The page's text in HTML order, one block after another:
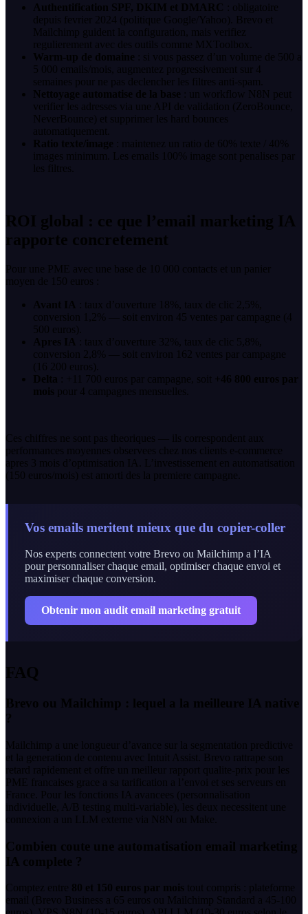
Authentification SPF, DKIM et DMARC
: obligatoire
depuis fevrier 2024 (politique Google/Yahoo). Brevo et
Mailchimp guident la configuration, mais verifiez
regulierement avec des outils comme MXToolbox.
Warm-up de domaine : si vous passez d’un volume de 500 a
5 000 emails/mois, augmentez progressivement sur 4
semaines pour ne pas declencher les filtres anti-spam.
Nettoyage automatise de la base : un workflow N8N peut
verifier les adresses via une API de validation (ZeroBounce,
NeverBounce) et supprimer les hard bounces
automatiquement.
Ratio texte/image : maintenez un ratio de 60% texte / 40%
images minimum. Les emails 100% image sont penalises par
les filtres.
ROI global : ce que l’email marketing IA
rapporte concretement
Pour une PME avec une base de 10 000 contacts et un panier
moyen de 150 euros :
Avant IA
: taux d’ouverture 18%, taux de clic 2,5%,
conversion 1,2% — soit environ 45 ventes par campagne (4
500 euros).
Apres IA
: taux d’ouverture 32%, taux de clic 5,8%,
conversion 2,8% — soit environ 162 ventes par campagne
(16 200 euros).
Delta : +11 700 euros par campagne, soit +46 800 euros par
mois pour 4 campagnes mensuelles.
Ces chiffres ne sont pas theoriques — ils correspondent aux
performances moyennes observees chez nos clients e-commerce
apres 3 mois d’optimisation IA. L’investissement en automatisation
(150 euros/mois) est amorti des la premiere campagne.
Vos emails meritent mieux que du copier-coller
Nos experts connectent votre Brevo ou Mailchimp a l’IA
pour personnaliser chaque email, optimiser chaque envoi et
maximiser chaque conversion.
Obtenir mon audit email marketing gratuit
FAQ
Brevo ou Mailchimp : lequel a la meilleure IA native
?
Mailchimp a une longueur d’avance sur la segmentation predictive
et la generation de contenu avec Intuit Assist. Brevo rattrape son
retard rapidement et offre un meilleur rapport qualite-prix pour les
PME francaises grace a sa tarification a l’envoi et ses serveurs en
France. Pour les fonctions IA avancees (personnalisation
individuelle, A/B testing multi-variable), les deux necessitent une
connexion a un LLM externe via N8N ou Make.
Combien coute une automatisation email marketing
IA complete ?
Comptez entre 80 et 150 euros par mois tout compris : plateforme
email (Brevo Business a 65 euros ou Mailchimp Standard a 45-100